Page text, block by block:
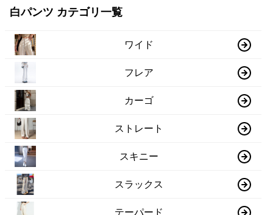
白パンツ カテゴリ一覧
ワイド
フレア
カーゴ
ストレート
スキニー
スラックス
テーパード